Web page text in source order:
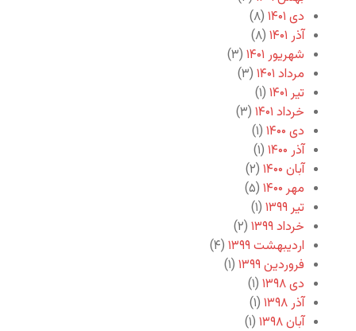
دی ۱۴۰۱
(۸)
آذر ۱۴۰۱
(۸)
شهریور ۱۴۰۱
(۳)
مرداد ۱۴۰۱
(۳)
تیر ۱۴۰۱
(۱)
خرداد ۱۴۰۱
(۳)
دی ۱۴۰۰
(۱)
آذر ۱۴۰۰
(۱)
آبان ۱۴۰۰
(۲)
مهر ۱۴۰۰
(۵)
تیر ۱۳۹۹
(۱)
خرداد ۱۳۹۹
(۲)
اردیبهشت ۱۳۹۹
(۴)
فروردین ۱۳۹۹
(۱)
دی ۱۳۹۸
(۱)
آذر ۱۳۹۸
(۱)
آبان ۱۳۹۸
(۱)